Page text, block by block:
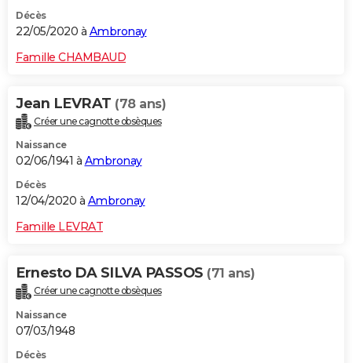
Décès
22/05/2020 à Ambronay
Famille CHAMBAUD
Jean LEVRAT (78 ans)
Créer une cagnotte obsèques
Naissance
02/06/1941 à Ambronay
Décès
12/04/2020 à Ambronay
Famille LEVRAT
Ernesto DA SILVA PASSOS (71 ans)
Créer une cagnotte obsèques
Naissance
07/03/1948
Décès